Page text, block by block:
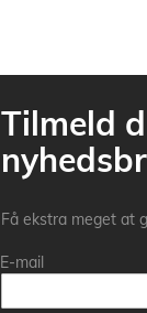
Tilmeld
Få ekstra meget at
E-mail